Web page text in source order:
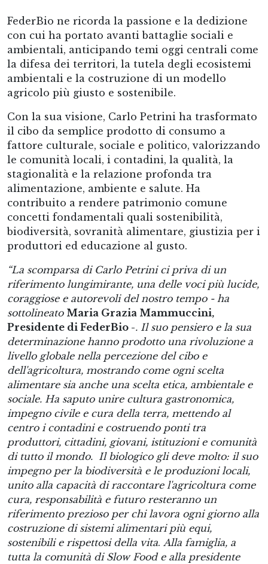
FederBio ne ricorda la passione e la dedizione
con cui ha portato avanti battaglie sociali e
ambientali, anticipando temi oggi centrali come
la difesa dei territori, la tutela degli ecosistemi
ambientali e la costruzione di un modello
agricolo più giusto e sostenibile.
Con la sua visione, Carlo Petrini ha trasformato
il cibo da semplice prodotto di consumo a
fattore culturale, sociale e politico, valorizzando
le comunità locali, i contadini, la qualità, la
stagionalità e la relazione profonda tra
alimentazione, ambiente e salute. Ha
contribuito a rendere patrimonio comune
concetti fondamentali quali sostenibilità,
biodiversità, sovranità alimentare, giustizia per i
produttori ed educazione al gusto.
“La scomparsa di Carlo Petrini ci priva di un
riferimento lungimirante, una delle voci più lucide,
coraggiose e autorevoli del nostro tempo - ha
sottolineato Maria Grazia Mammuccini,
Presidente di FederBio -. Il suo pensiero e la sua
determinazione hanno prodotto una rivoluzione a
livello globale nella percezione del cibo e
dell'agricoltura, mostrando come ogni scelta
alimentare sia anche una scelta etica, ambientale e
sociale. Ha saputo unire cultura gastronomica,
impegno civile e cura della terra, mettendo al
centro i contadini e costruendo ponti tra
produttori, cittadini, giovani, istituzioni e comunità
di tutto il mondo. Il biologico gli deve molto: il suo
impegno per la biodiversità e le produzioni locali,
unito alla capacità di raccontare l'agricoltura come
cura, responsabilità e futuro resteranno un
riferimento prezioso per chi lavora ogni giorno alla
costruzione di sistemi alimentari più equi,
sostenibili e rispettosi della vita. Alla famiglia, a
tutta la comunità di Slow Food e alla presidente